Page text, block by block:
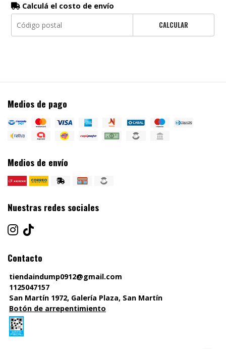
Calculá el costo de envío
CALCULAR
Medios de pago
Medios de envío
Nuestras redes sociales
Contacto
tiendaindump0912@gmail.com
1125047157
San Martín 1972, Galería Plaza, San Martín
Botón de arrepentimiento